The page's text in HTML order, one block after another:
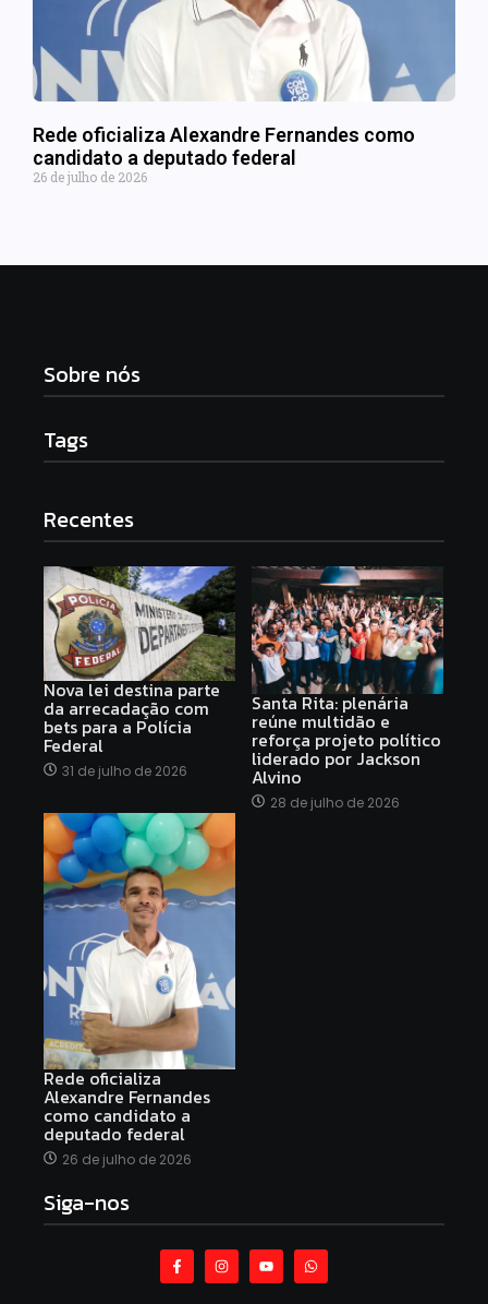
Rede oficializa Alexandre Fernandes como
candidato a deputado federal
26 de julho de 2026
Sobre nós
Tags
Recentes
Nova lei destina parte
da arrecadação com
bets para a Polícia
Federal
31 de julho de 2026
Santa Rita: plenária
reúne multidão e
reforça projeto político
liderado por Jackson
Alvino
28 de julho de 2026
Rede oficializa
Alexandre Fernandes
como candidato a
deputado federal
26 de julho de 2026
Siga-nos